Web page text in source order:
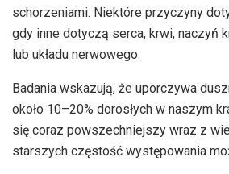
schorzeniami. Niektóre przyczyny
gdy inne dotyczą serca, krwi, naczyń
lub układu nerwowego.
Badania wskazują, że uporczywa
około 10–20% dorosłych w naszym
się coraz powszechniejszy wraz z
starszych częstość występowania